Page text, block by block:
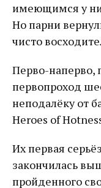
имеющимся у
Но парни
чисто
Перво-наперво,
первопроход
неподалёку от
Heroes of
Их первая
закончилась
пройденного